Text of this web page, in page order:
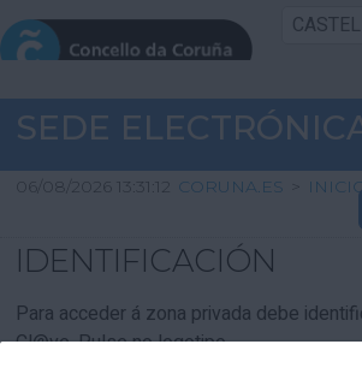
INICIO SEDE
INICIO
INFORMACIÓN
CARTAFOL
SEDE
06/08/2026 13:31:12 CORUNA.ES >
IDENTIFICACIÓN
Para acceder á zona privada debe
Cl@ve. Pulse no logotipo